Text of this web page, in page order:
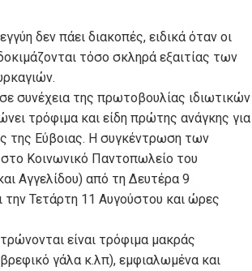
δεν πάει διακοπές, ειδικά όταν οι
τόσο σκληρά εξαιτίας των
συνέχεια της πρωτοβουλίας ιδιωτικών
τρόφιμα και είδη πρώτης ανάγκης για
της Εύβοιας. Η συγκέντρωση των
Κοινωνικό Παντοπωλείο του
Αγγελίδου) από τη Δευτέρα 9
Τετάρτη 11 Αυγούστου και ώρες
είναι τρόφιμα μακράς
γάλα κ.λπ), εμφιαλωμένα και